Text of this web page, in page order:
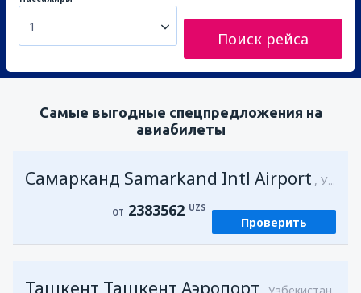
1
Поиск рейса
Самые выгодные спецпредложения на
авиабилеты
Самарканд Samarkand Intl Airport Узбекистан
ОТ 2383562 UZS
Проверить
Ташкент Ташкент Аэропорт